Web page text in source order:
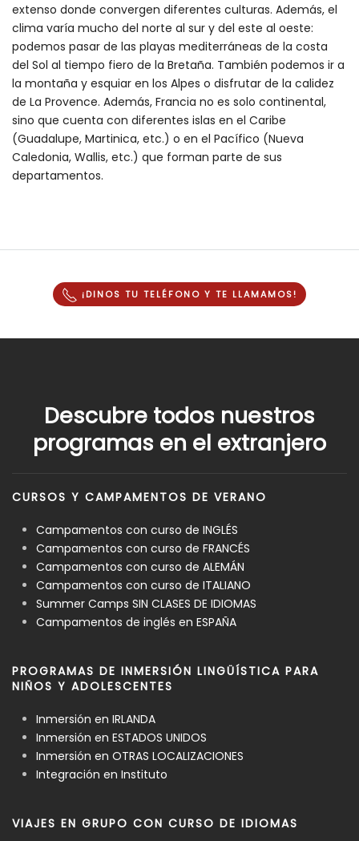
extenso donde convergen diferentes culturas. Además, el
clima varía mucho del norte al sur y del este al oeste:
podemos pasar de las playas mediterráneas de la costa
del Sol al tiempo fiero de la Bretaña. También podemos ir a
la montaña y esquiar en los Alpes o disfrutar de la calidez
de La Provence. Además, Francia no es solo continental,
sino que cuenta con diferentes islas en el Caribe
(Guadalupe, Martinica, etc.) o en el Pacífico (Nueva
Caledonia, Wallis, etc.) que forman parte de sus
departamentos.
¡DINOS TU TELÉFONO Y TE LLAMAMOS!
Descubre todos nuestros
programas en el extranjero
CURSOS Y CAMPAMENTOS DE VERANO
Campamentos con curso de INGLÉS
Campamentos con curso de FRANCÉS
Campamentos con curso de ALEMÁN
Campamentos con curso de ITALIANO
Summer Camps SIN CLASES DE IDIOMAS
Campamentos de inglés en ESPAÑA
PROGRAMAS DE INMERSIÓN LINGÜÍSTICA PARA
NIÑOS Y ADOLESCENTES
Inmersión en IRLANDA
Inmersión en ESTADOS UNIDOS
Inmersión en OTRAS LOCALIZACIONES
Integración en Instituto
VIAJES EN GRUPO CON CURSO DE IDIOMAS